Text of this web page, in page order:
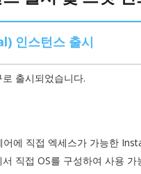
인스턴스 출시
출시되었습니다.
에 직접 엑세스가 가능한
직접 OS를 구성하여 사용 가